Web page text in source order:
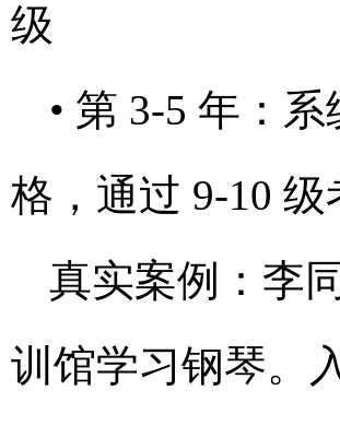
级
• 第 3-5 年：
格，通过 9-10
真实案例：李
训馆学习钢琴。